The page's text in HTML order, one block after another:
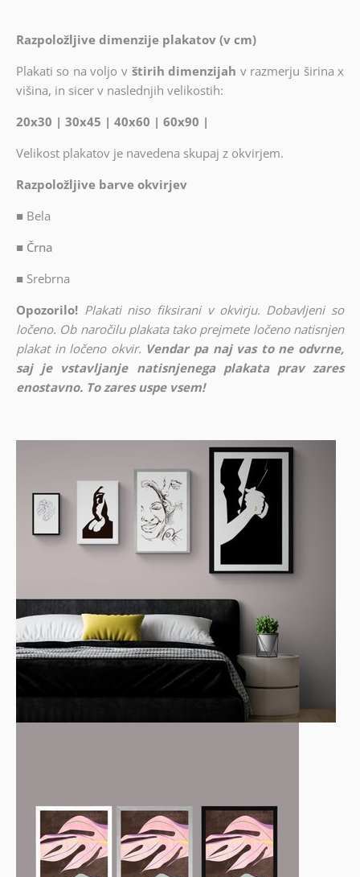
Razpoložljive dimenzije plakatov (v cm)
Plakati so na voljo v štirih dimenzijah v razmerju širina x
višina, in sicer v naslednjih velikostih:
20x30 | 30x45 | 40x60 | 60x90 |
Velikost plakatov je navedena skupaj z okvirjem.
Razpoložljive barve okvirjev
■ Bela
■ Črna
■ Srebrna
Opozorilo! Plakati niso fiksirani v okvirju. Dobavljeni so
ločeno. Ob naročilu plakata tako prejmete ločeno natisnjen
plakat in ločeno okvir. Vendar pa naj vas to ne odvrne,
saj je vstavljanje natisnjenega plakata prav zares
enostavno. To zares uspe vsem!